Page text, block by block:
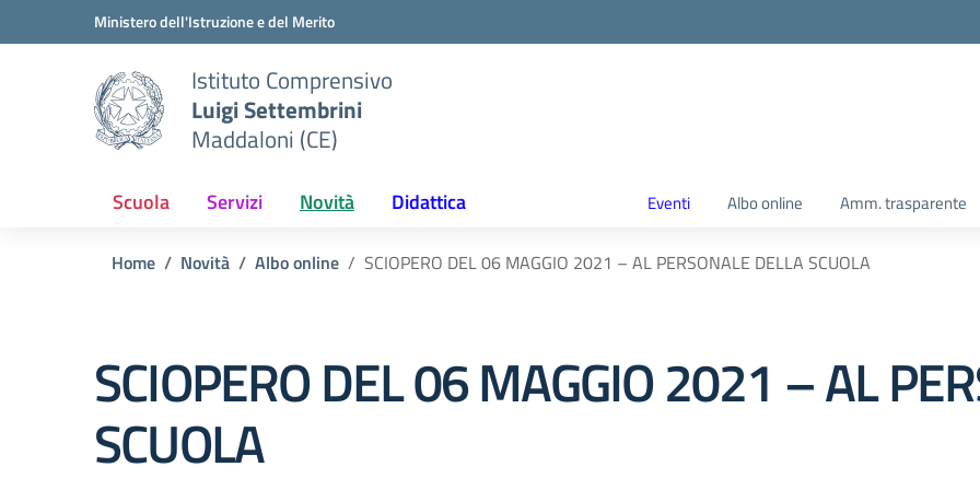
Vai ai contenuti
Vai al menu di navigazioneMinistero dell'Istruzione e del Merito
Istituto Comprensivo
Luigi Settembrini
Maddaloni (CE)
Scuola Servizi Novità Didattica Eventi Albo online Amm. trasparente
Home Novità Albo online SCIOPERO DEL 06 MAGGIO 2021 – AL PERSONALE DELLA SCUOLA
SCIOPERO DEL 06 MAGGIO 2021 – AL
SCUOLA